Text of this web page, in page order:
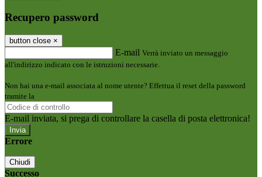
Recupero password
button close ×
E-mail Verrà inviato un messaggio
all'indirizzo indicato con le istruzioni necessarie.
Non hai una e-mail associata al nome utente? Effettua il reset della password
tramite la
E-mail inviata, si prega di controllare la casella di posta elettronica!
Errore
Chiudi
Successo